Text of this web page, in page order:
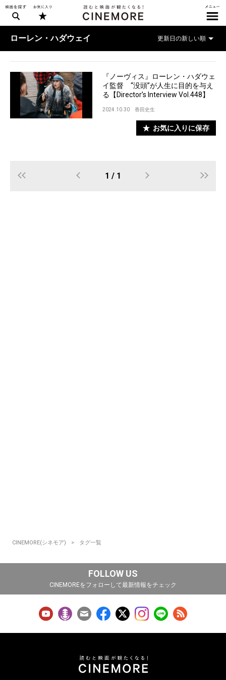
ローレン・ハダウェイ
『ノーヴィス』ローレン・ハダウェ
イ監督 “没頭”が人生に目的を与え
る【Director’s Interview Vol.448】
2024.10.30 香田史生
お気に入りに保存
1 / 1
CINEMORE(シネモア) タグ一覧
FOLLOW US
CINEMOREをフォローして最新情報をチェック